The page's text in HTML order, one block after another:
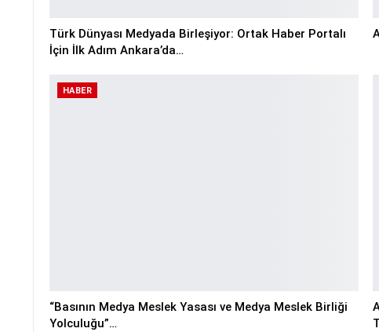
Türk Dünyası Medyada Birleşiyor: Ortak Haber Portalı
İçin İlk Adım Ankara’da…
HABER
“Basının Medya Meslek Yasası ve Medya Meslek Birliği
Yolculuğu”…